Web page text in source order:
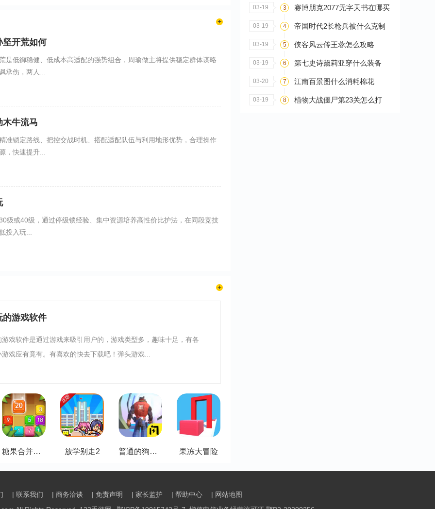
坚开荒如何
是低御稳健、低成本高适配的强势组合，周瑜做主将提供稳定群体谋略
承伤，两人...
木牛流马
准锁定路线、把控交战时机、搭配适配队伍与利用地形优势，合理操作
，快速提升...
级或40级，通过停级锁经验、集中资源培养高性价比护法，在同段竞技
投入玩...
的游戏软件
戏软件是通过游戏来吸引用户的，游戏类型多，趣味十足，有各
戏应有竟有。有喜欢的快去下载吧！弹头游戏...
糖果合并消除 放学别走2 普通的狗哥模拟器 果冻大冒险
03-19 3 赛博朋克2077无字天书在哪买
03-19 4 帝国时代2长枪兵被什么克制
03-19 5 侠客风云传王蓉怎么攻略
03-19 6 第七史诗黛莉亚穿什么装备
03-20 7 江南百景图什么消耗棉花
03-19 8 植物大战僵尸第23关怎么打
| 联系我们 | 商务洽谈 | 免责声明 | 家长监护 | 帮助中心
| 网站地图